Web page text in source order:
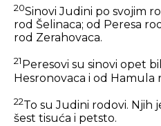
20Sinovi Judini po svojim
rod Šelinaca; od Peresa
rod Zerahovaca.
21 Peresovi su sinovi opet
Hesronovaca i od Hamula
22To su Judini rodovi. Njih
šest tisuća i petsto.